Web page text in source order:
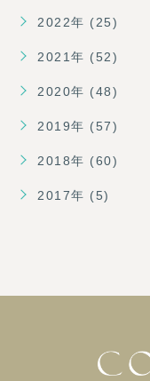
2022年 (25)
2021年 (52)
2020年 (48)
2019年 (57)
2018年 (60)
2017年 (5)